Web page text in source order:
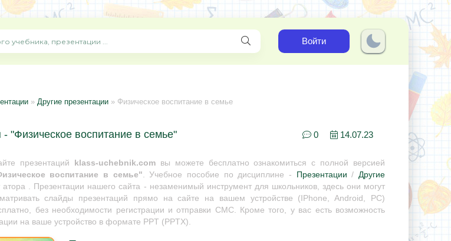
Войти
» Другие презентации » Физическое воспитание в семье
- "Физическое воспитание в семье" 0 14.07.23
презентаций klass-uchebnik.comвы можете бесплатно ознакомиться с полной версией
воспитание в семье". Учебное пособие по дисциплине - Презентации /Другие
атора . Презентации нашего сайта - незаменимый инструмент для школьников, здесь они могут
слайды презентаций прямо на сайте на вашем устройстве (IPhone, Android, PC)
без необходимости регистрации и отправки СМС. Кроме того, у вас есть возможность
на ваше устройство в формате PPT (PPTX).